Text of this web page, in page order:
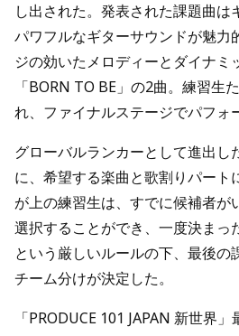
し出された。発表された課題曲は
パワフルなギターサウンドが魅力
ジの効いたメロディーとダイナミ
「BORN TO BE」の2曲。練習生
れ、ファイナルステージでパフォ
グローバルランカーとして進出し
に、希望する楽曲と歌割りパート
が上の練習生は、すでに候補者が
選択することができ、一度決まっ
という厳しいルールの下、最後の
チーム分けが決定した。
「PRODUCE 101 JAPAN 新世界